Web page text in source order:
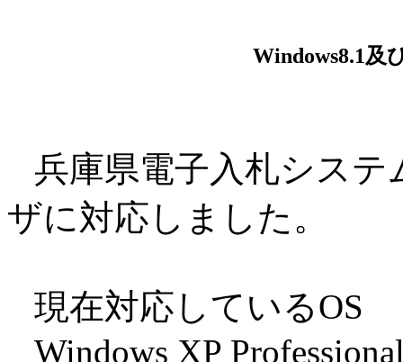
Windows8.1及
兵庫県電子入札システ
ザに対応しました。
現在対応しているOS
Windows XP